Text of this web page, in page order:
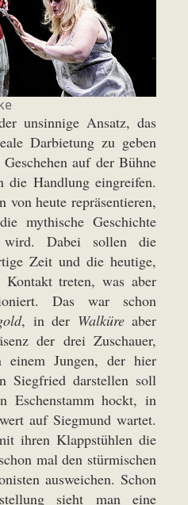
unsinnige Ansatz, das
Darbietung zu geben
auf der Bühne
Handlung eingreifen.
von heute repräsentieren,
mythische Geschichte
Dabei sollen die
Zeit und die heutige,
treten, was aber
Das war schon
, in der Walküreaber
der drei Zuschauer,
einem Jungen, der hier
Siegfried darstellen soll
Eschenstamm hockt, in
auf Siegmund wartet.
ihren Klappstühlen die
mal den stürmischen
ausweichen. Schon
sieht man eine